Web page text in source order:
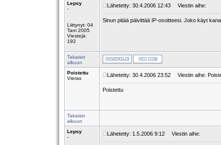
Lepsy
-
Liittynyt: 04
Tam 2005
Viestejä:
192
Lähetetty: 30.4.2006 12:43 Viestin aihe:
Sinun pitää päivittää IP-osoitteesi. Joko käyt
Takaisin
alkuun
Poistettu
Vieras
Lähetetty: 30.4.2006 23:52 Viestin aihe:
Poistettu
Takaisin
alkuun
Lepsy
-
Lähetetty: 1.5.2006 9:12 Viestin aihe: